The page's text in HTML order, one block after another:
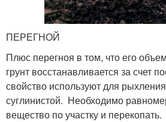
ПЕРЕГНОЙ
Плюс перегноя в том, что его
грунт восстанавливается за счет
свойство используют для
суглинистой. Необходимо
вещество по участку и перекопать.